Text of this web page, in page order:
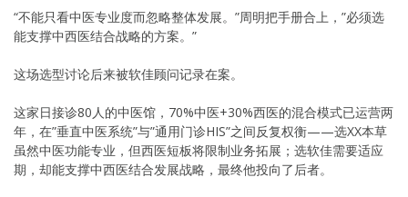
“不能只看中医专业度而忽略整体发展。”周明把手册合上，”必须选
能支撑中西医结合战略的方案。”
这场选型讨论后来被软佳顾问记录在案。
这家日接诊80人的中医馆，70%中医+30%西医的混合模式已运营两
年，在”垂直中医系统”与”通用门诊HIS”之间反复权衡——选XX本草
虽然中医功能专业，但西医短板将限制业务拓展；选软佳需要适应
期，却能支撑中西医结合发展战略，最终他投向了后者。